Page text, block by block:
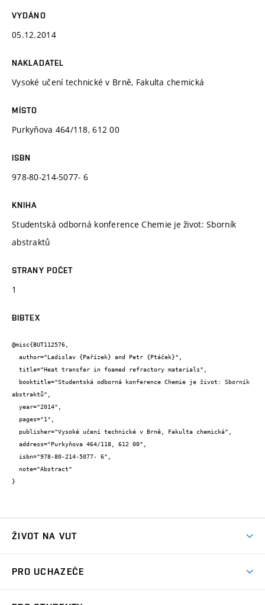
VYDÁNO
05.12.2014
NAKLADATEL
Vysoké učení technické v Brně, Fakulta chemická
MÍSTO
Purkyňova 464/118, 612 00
ISBN
978-80-214-5077- 6
KNIHA
Studentská odborná konference Chemie je život: Sborník
abstraktů
STRANY POČET
1
BIBTEX
@misc{BUT112576,
abstraktů",
}
ŽIVOT NA VUT
Koleje
PRO UCHAZEČE